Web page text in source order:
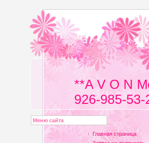
**A V O N
926-985-53-
Меню сайта
Главная страница